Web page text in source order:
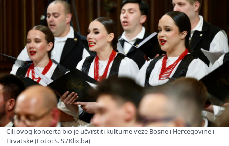
Cilj ovog koncerta bio je učvrstiti kulturne veze Bosne i Hercegovine i
Hrvatske (Foto: S. S./Klix.ba)